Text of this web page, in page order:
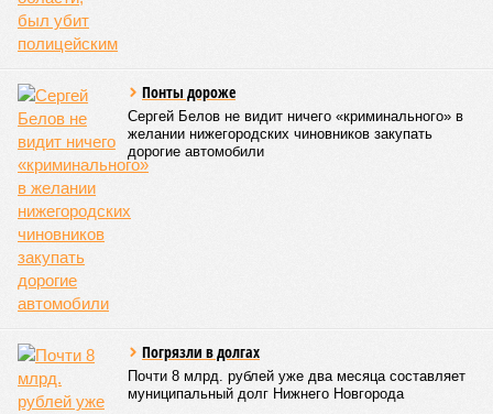
Понты дороже
Сергей Белов не видит ничего «криминального» в
желании нижегородских чиновников закупать
дорогие автомобили
Пoгрязли в долгах
Почти 8 млрд. рублей уже два месяца составляет
муниципальный долг Нижнего Новгорода